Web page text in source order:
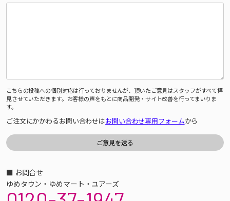
こちらの投稿への個別対応は行っておりませんが、頂いたご意見はスタッフがすべて拝
見させていただきます。お客様の声をもとに商品開発・サイト改善を行ってまいりま
す。
ご注文にかかわるお問い合わせはお問い合わせ専用フォームから
■ お問合せ
ゆめタウン・ゆめマート・ユアーズ